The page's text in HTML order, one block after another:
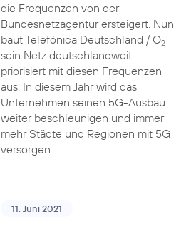
die Frequenzen von der
Bundesnetzagentur ersteigert. Nun
baut Telefónica Deutschland / O2
sein Netz deutschlandweit
priorisiert mit diesen Frequenzen
aus. In diesem Jahr wird das
Unternehmen seinen 5G-Ausbau
weiter beschleunigen und immer
mehr Städte und Regionen mit 5G
versorgen.
11. Juni 2021